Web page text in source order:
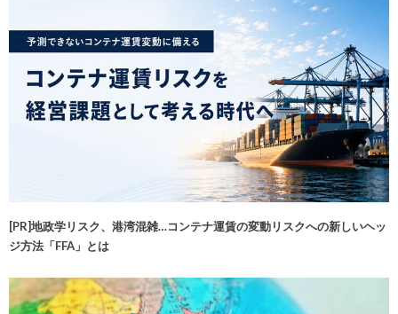
[PR]地政学リスク、港湾混雑…コンテナ運賃の変動リスクへの新しいヘッ
ジ方法「FFA」とは